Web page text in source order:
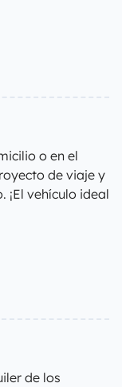
o en el
de viaje y
¡El vehículo ideal
de los